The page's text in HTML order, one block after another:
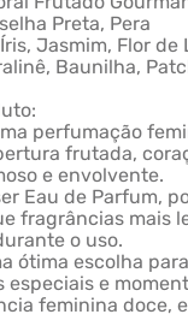
Preta, Pera
Jasmim, Flor de
Baunilha,
perfumação
frutada,
e envolvente.
Eau de Parfum,
fragrâncias mais
o uso.
ótima escolha
e
feminina doce,